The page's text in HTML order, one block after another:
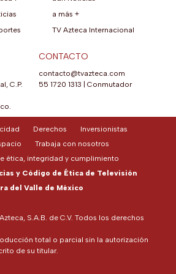
a más +
TV Azteca Internacional
C.P.
CONTACTO
contacto@tvazteca.com
55 1720 1313
Conmutador
S.A.B. de C.V. Todos los derechos
total o parcial sin la autorización
de su titular.
Derechos
Inversionistas
Trabaja con nosotros
ética, integridad y cumplimiento
y Código de Ética de Televisión
del Valle de México